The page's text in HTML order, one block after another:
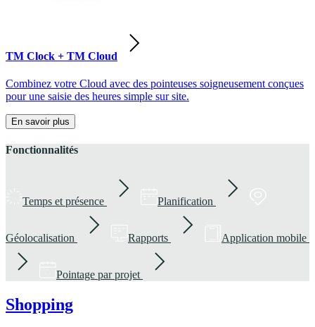
TM Clock + TM Cloud
Combinez votre Cloud avec des pointeuses soigneusement conçues
pour une saisie des heures simple sur site.
En savoir plus
Fonctionnalités
Temps et présence Planification
Géolocalisation Rapports Application mobile
Pointage par projet
Shopping